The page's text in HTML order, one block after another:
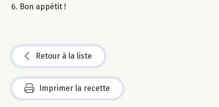
Bon appétit !
Retour à la liste
Imprimer la recette